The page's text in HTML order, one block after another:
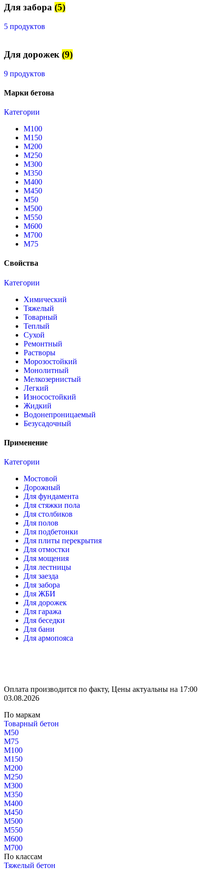
Для забора (5)
5 продуктов
Для дорожек (9)
9 продуктов
Марки бетона
Категории
М100
М150
М200
М250
М300
М350
М400
М450
М50
М500
М550
М600
М700
М75
Свойства
Категории
Химический
Тяжелый
Товарный
Теплый
Сухой
Ремонтный
Растворы
Морозостойкий
Монолитный
Мелкозернистый
Легкий
Износостойкий
Жидкий
Водонепроницаемый
Безусадочный
Применение
Категории
Мостовой
Дорожный
Для фундамента
Для стяжки пола
Для столбиков
Для полов
Для подбетонки
Для плиты перекрытия
Для отмостки
Для мощения
Для лестницы
Для заезда
Для забора
Для ЖБИ
Для дорожек
Для гаража
Для беседки
Для бани
Для армопояса
Оплата производится по факту, Цены актуальны на 17:00
03.08.2026
По маркам
Товарный бетон
М50
М75
М100
М150
М200
М250
М300
М350
М400
М450
М500
М550
М600
М700
По классам
Тяжелый бетон